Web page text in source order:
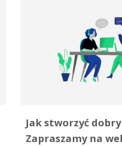
Jak stworzyć
Zapraszamy na